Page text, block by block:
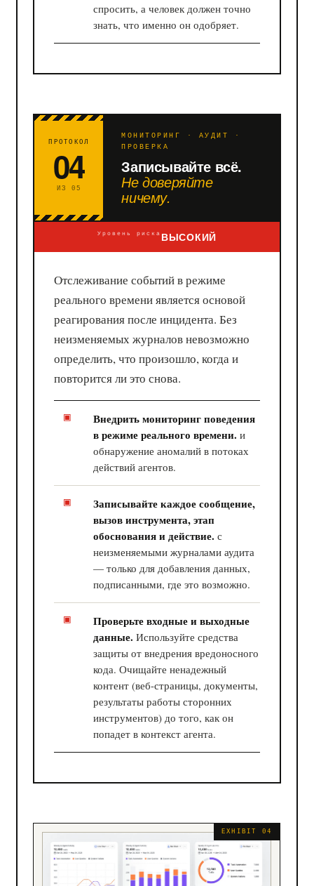
спросить, а человек должен точно
знать, что именно он одобряет.
ПРОТОКОЛ
04
ИЗ 05
МОНИТОРИНГ · АУДИТ ·
ПРОВЕРКА
Записывайте всё.
Не доверяйте
ничему.
Уровень риска ВЫСОКИЙ
Отслеживание событий в режиме
реального времени является основой
реагирования после инцидента. Без
неизменяемых журналов невозможно
определить, что произошло, когда и
повторится ли это снова.
Внедрить мониторинг поведения
в режиме реального времени. и
обнаружение аномалий в потоках
действий агентов.
Записывайте каждое сообщение,
вызов инструмента, этап
обоснования и действие. с
неизменяемыми журналами аудита
— только для добавления данных,
подписанными, где это возможно.
Проверьте входные и выходные
данные. Используйте средства
защиты от внедрения вредоносного
кода. Очищайте ненадежный
контент (веб-страницы, документы,
результаты работы сторонних
инструментов) до того, как он
попадет в контекст агента.